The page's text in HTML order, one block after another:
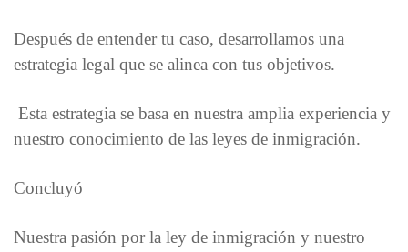
Después de entender tu caso, desarrollamos una
estrategia legal que se alinea con tus objetivos.
Esta estrategia se basa en nuestra amplia experiencia y
nuestro conocimiento de las leyes de inmigración.
Concluyó
Nuestra pasión por la ley de inmigración y nuestro